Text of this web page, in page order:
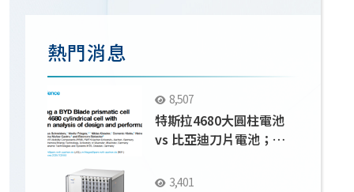
熱門消息
8,507
特斯拉4680大圓柱電池
vs 比亞迪刀片電池；
3,401